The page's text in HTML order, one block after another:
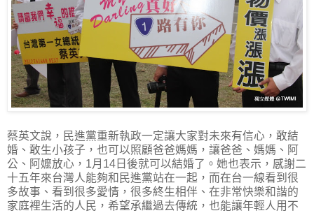
蔡英文說，民進黨重新執政一定讓大家對未來有信心，敢結
婚、敢生小孩子，也可以照顧爸爸媽媽，讓爸爸、媽媽、阿
公、阿嬤放心，1月14日後就可以結婚了。她也表示，感謝二
十五年來台灣人能夠和民進黨站在一起，而在台一線看到很
多故事、看到很多愛情，很多終生相伴、在非常快樂和諧的
家庭裡生活的人民，希望承繼過去傳統，也能讓年輕人用不